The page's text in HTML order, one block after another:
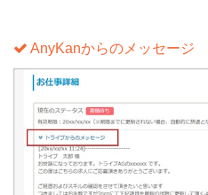
AnyKanからのメッセージ